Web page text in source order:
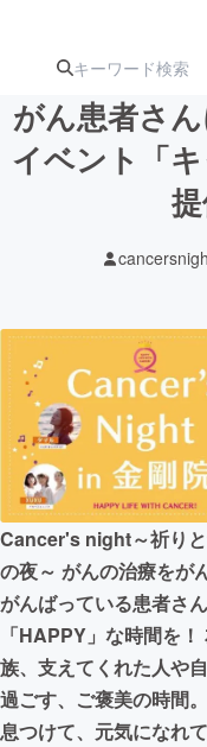
注
テクノロジ
映像・映画
ビジネス・
まちづくり
CAMPFIRE for
CAMPFIREふ
がん患者さ
イベント「
Cancer's night～祈り
の夜～ がんの治療をが
がんばっている患者さん
「HAPPY」な時間を
族、支えてくれた人や
過ごす、ご褒美の時間
息つけて、元気になれ